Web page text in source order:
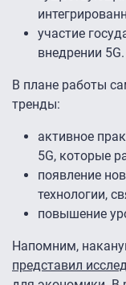
участие
внедрении 5G.
В плане работы
тренды:
активное
5G, которые
появление
технологии,
повышение
Напомним,
представил